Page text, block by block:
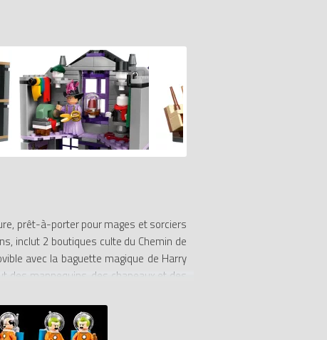
prêt-à-porter pour mages et sorciers
inclut 2 boutiques culte du Chemin de
avec la baguette magique de Harry
des mannequins, des chapeaux et des
Padma Patil, un apprenti sorcier et